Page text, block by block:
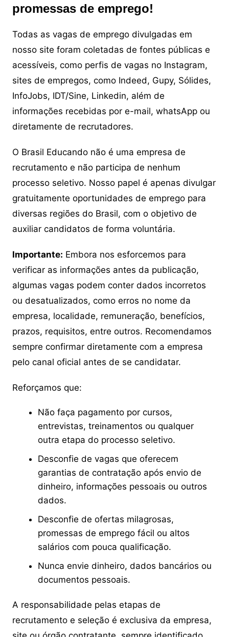
promessas de emprego!
Todas as vagas de emprego divulgadas em
nosso site foram coletadas de fontes públicas e
acessíveis, como perfis de vagas no Instagram,
sites de empregos, como Indeed, Gupy, Sólides,
InfoJobs, IDT/Sine, Linkedin, além de
informações recebidas por e-mail, whatsApp ou
diretamente de recrutadores.
O Brasil Educando não é uma empresa de
recrutamento e não participa de nenhum
processo seletivo. Nosso papel é apenas divulgar
gratuitamente oportunidades de emprego para
diversas regiões do Brasil, com o objetivo de
auxiliar candidatos de forma voluntária.
Importante: Embora nos esforcemos para
verificar as informações antes da publicação,
algumas vagas podem conter dados incorretos
ou desatualizados, como erros no nome da
empresa, localidade, remuneração, benefícios,
prazos, requisitos, entre outros. Recomendamos
sempre confirmar diretamente com a empresa
pelo canal oficial antes de se candidatar.
Reforçamos que:
Não faça pagamento por cursos,
entrevistas, treinamentos ou qualquer
outra etapa do processo seletivo.
Desconfie de vagas que oferecem
garantias de contratação após envio de
dinheiro, informações pessoais ou outros
dados.
Desconfie de ofertas milagrosas,
promessas de emprego fácil ou altos
salários com pouca qualificação.
Nunca envie dinheiro, dados bancários ou
documentos pessoais.
A responsabilidade pelas etapas de
recrutamento e seleção é exclusiva da empresa,